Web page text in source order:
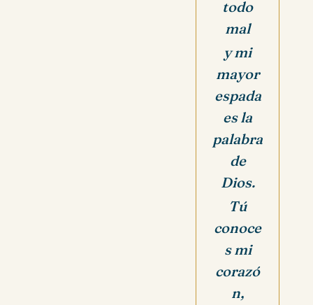
todo
mal
y mi
mayor
espada
es la
palabra
de
Dios.
Tú
conoce
s mi
corazó
n,